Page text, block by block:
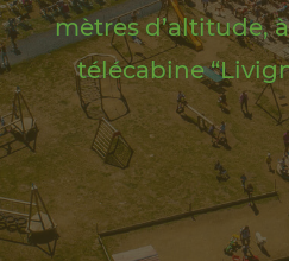
mètres d’altitude,
télécabine